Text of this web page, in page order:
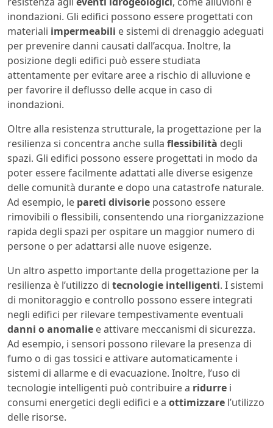
inondazioni. Gli edifici possono essere progettati con
materiali impermeabili e sistemi di drenaggio adeguati
per prevenire danni causati dall’acqua. Inoltre, la
posizione degli edifici può essere studiata
attentamente per evitare aree a rischio di alluvione e
per favorire il deflusso delle acque in caso di
inondazioni.
Oltre alla resistenza strutturale, la progettazione per la
resilienza si concentra anche sulla flessibilità degli
spazi. Gli edifici possono essere progettati in modo da
poter essere facilmente adattati alle diverse esigenze
delle comunità durante e dopo una catastrofe naturale.
Ad esempio, le pareti divisorie possono essere
rimovibili o flessibili, consentendo una riorganizzazione
rapida degli spazi per ospitare un maggior numero di
persone o per adattarsi alle nuove esigenze.
Un altro aspetto importante della progettazione per la
resilienza è l’utilizzo di tecnologie intelligenti. I sistemi
di monitoraggio e controllo possono essere integrati
negli edifici per rilevare tempestivamente eventuali
danni o anomalie e attivare meccanismi di sicurezza.
Ad esempio, i sensori possono rilevare la presenza di
fumo o di gas tossici e attivare automaticamente i
sistemi di allarme e di evacuazione. Inoltre, l’uso di
tecnologie intelligenti può contribuire a ridurre i
consumi energetici degli edifici e a ottimizzare l’utilizzo
delle risorse.